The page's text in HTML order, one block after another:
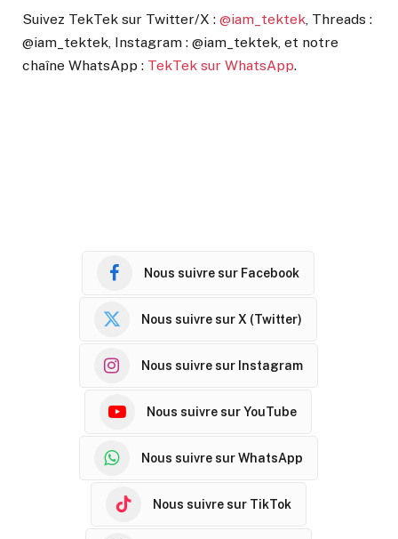
Suivez TekTek sur Twitter/X : @iam_tektek, Threads :
@iam_tektek, Instagram : @iam_tektek, et notre
chaîne WhatsApp : TekTek sur WhatsApp.
Nous suivre sur Facebook
Nous suivre sur X (Twitter)
Nous suivre sur Instagram
Nous suivre sur YouTube
Nous suivre sur WhatsApp
Nous suivre sur TikTok